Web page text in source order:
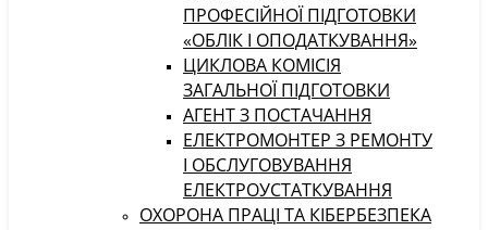
ПРОФЕСІЙНОЇ ПІДГОТОВКИ
«ОБЛІК І ОПОДАТКУВАННЯ»
ЦИКЛОВА КОМІСІЯ
ЗАГАЛЬНОЇ ПІДГОТОВКИ
АГЕНТ З ПОСТАЧАННЯ
ЕЛЕКТРОМОНТЕР З РЕМОНТУ
І ОБСЛУГОВУВАННЯ
ЕЛЕКТРОУСТАТКУВАННЯ
ОХОРОНА ПРАЦІ ТА КІБЕРБЕЗПЕКА